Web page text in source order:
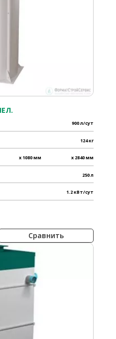
900 л/сут
124 кг
x 1080 мм x 2840 мм
250 л
1.2 кВт/сут
Сравнить